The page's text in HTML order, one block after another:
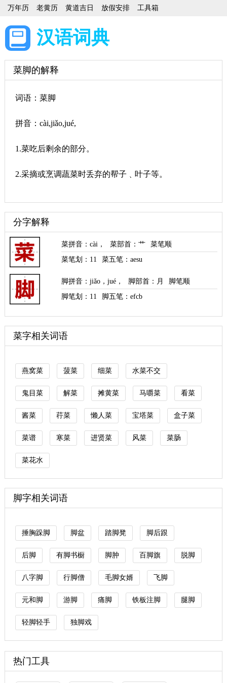
万年历 老黄历 黄道吉日 放假安排 工具箱
汉语词典
菜脚的解释
词语：菜脚
拼音：cài,jiǎo,jué,
1.菜吃后剩余的部分。
2.采摘或烹调蔬菜时丢弃的帮子﹑叶子等。
分字解释
菜拼音 ：cài ， 菜部首 ：艹
菜笔顺
菜笔划： 11 菜五笔：aesu
脚拼音 ：jiǎo ，jué ， 脚部首 ：月
脚笔顺
脚笔划： 11 脚五笔：efcb
菜字相关词语
燕窝菜 菠菜 细菜 水菜不交
鬼目菜 解菜 摊黄菜 马嚼菜 看菜
酱菜 荇菜 懒人菜 宝塔菜 盒子菜
菜谱 寒菜 进贤菜 风菜 菜肠
菜花水
脚字相关词语
捶胸跺脚 脚盆 踏脚凳 脚后跟
后脚 有脚书橱 脚肿 百脚旗 脱脚
八字脚 行脚僧 毛脚女婿 飞脚
元和脚 游脚 痛脚 铁板注脚 腿脚
轻脚轻手 独脚戏
热门工具